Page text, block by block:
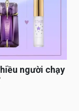
người chạy